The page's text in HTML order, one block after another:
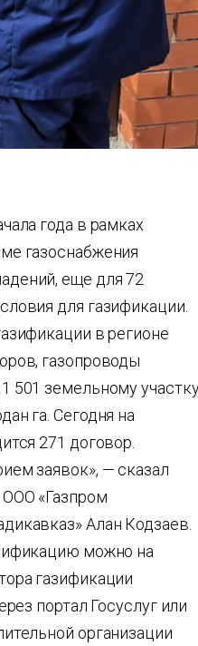
года в рамках
газоснабжения
еще для 72
для газификации.
в регионе
газопроводы
501 земельному
га. Сегодня на
271 договор.
заявок», — сказал
«Газпром
Алан Кодзаев.
можно на
газификации
портал Госуслуг или
организации